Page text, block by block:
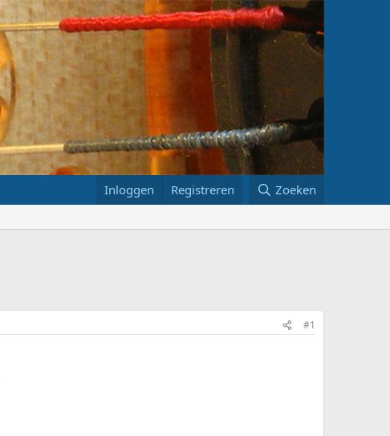
Inloggen Registreren Zoeken
#1